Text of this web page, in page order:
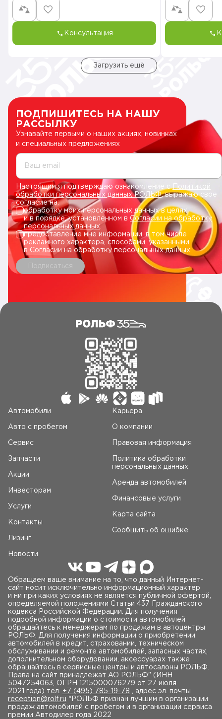
Консультация
Загрузить ещё
ПОДПИШИТЕСЬ НА НАШУ
РАССЫЛКУ
Узнавайте первыми о наших акциях, новинках
и специальных предложениях
Ваш email
Настоящим я подтверждаю ознакомление сПолитикой
обработки персональных данных РОЛЬФ, выражаю свое
согласие на:
обработку моих персональных данных в целях
и в порядке, установленном в Согласии на обработку
персональных данных.
предоставление мне информации, в том числе
рекламного характера, способами, указанными
в Согласии на обработку персональных данных
Подписаться
Автомобили
Авто c пробегом
Сервис
Запчасти
Акции
Инвесторам
Услуги
Контакты
Лизинг
Новости
Карьера
О компании
Правовая информация
Политика обработки
персональных данных
Аренда автомобилей
Финансовые услуги
Карта сайта
Сообщить об ошибке
Обращаем ваше внимание на то, что данный Интернет-
сайт носит исключительно информационный характер
и ни при каких условиях не является публичной офертой,
определяемой положениями Статьи 437 Гражданского
кодекса Российской Федерации. Для получения
подробной информации о стоимости автомобилей
обращайтесь к менеджерам по продажам в автоцентры
РОЛЬФ. Для получения информации о приобретении
автомобилей в кредит, страховании, техническом
обслуживании и ремонте автомобилей, запасных частях,
дополнительном оборудовании, аксессуарах также
обращайтесь в сервисные центры и автосалоны РОЛЬФ.
Права на сайт принадлежат AO РОЛЬФ" (ИНН
5047254063, ОГРН 1215000076279 от 27 июля
2021 года) тел. +7 (495) 785-19-78 , адрес эл. почты
reception@rolf.ru *РОЛЬФ признан лучшим в организации
продаж автомобилей с пробегом и в организации сервиса
премии Автодилер года 2022